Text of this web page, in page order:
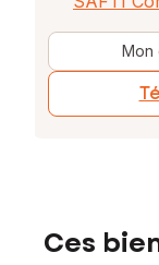
Mon
Ces